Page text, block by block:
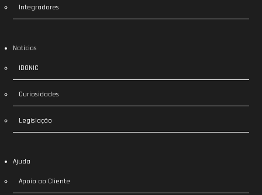
Integradores
Notícias
IDONIC
Curiosidades
Legislação
Ajuda
Apoio ao Cliente